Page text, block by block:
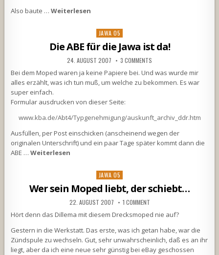
Also baute …Weiterlesen
Posted
JAWA 05
Die ABE für die Jawa ist da!
24. AUGUST 2007 3 COMMENTS
Bei dem Moped waren ja keine Papiere bei. Und was wurde mir
alles erzählt, was ich tun muß, um welche zu bekommen. Es war
super einfach.
Formular ausdrucken von dieser Seite:
www.kba.de/Abt4/Typgenehmigung/auskunft_archiv_ddr.htm
Ausfüllen, per Post einschicken (anscheinend wegen der
originalen Unterschrift) und ein paar Tage später kommt dann die
ABE …Weiterlesen
Posted
in
JAWA 05
Wer sein Moped liebt, der schiebt…
22. AUGUST 2007 1 COMMENT
Hört denn das Dillema mit diesem Drecksmoped nie auf?
Gestern in die Werkstatt. Das erste, was ich getan habe, war die
Zündspule zu wechseln. Gut, sehr unwahrscheinlich, daß es an ihr
liegt, aber da ich eine neue sehr günstig bei eBay geschossen